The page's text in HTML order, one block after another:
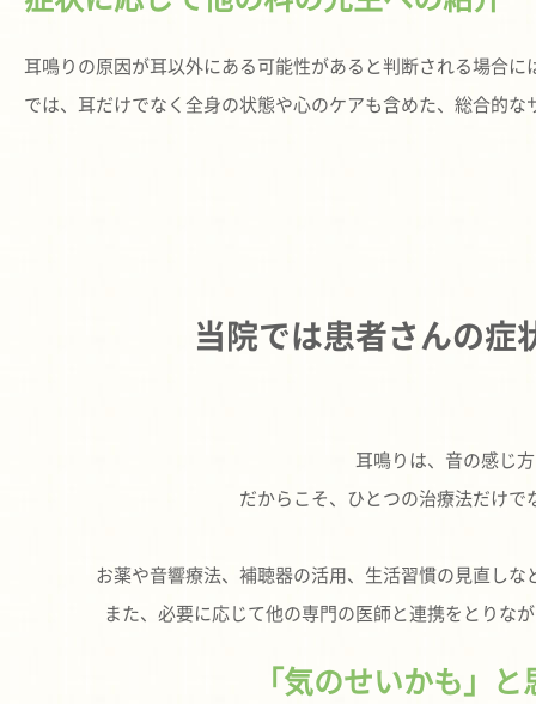
耳鳴りの原因が耳以外にある可能性があると判断される場合
では、耳だけでなく全身の状態や心のケアも含めた、総合的
当院では患者さんの症
耳鳴りは、音の感じ
だからこそ、ひとつの治療法だけで
お薬や音響療法、補聴器の活用、生活習慣の見直し
また、必要に応じて他の専門の医師と連携をとりな
「気のせいかも」